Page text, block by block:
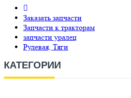
Заказать запчасти
Запчасти к тракторам
запчасти уралец
Рулевая, Тяги
КАТЕГОРИИ